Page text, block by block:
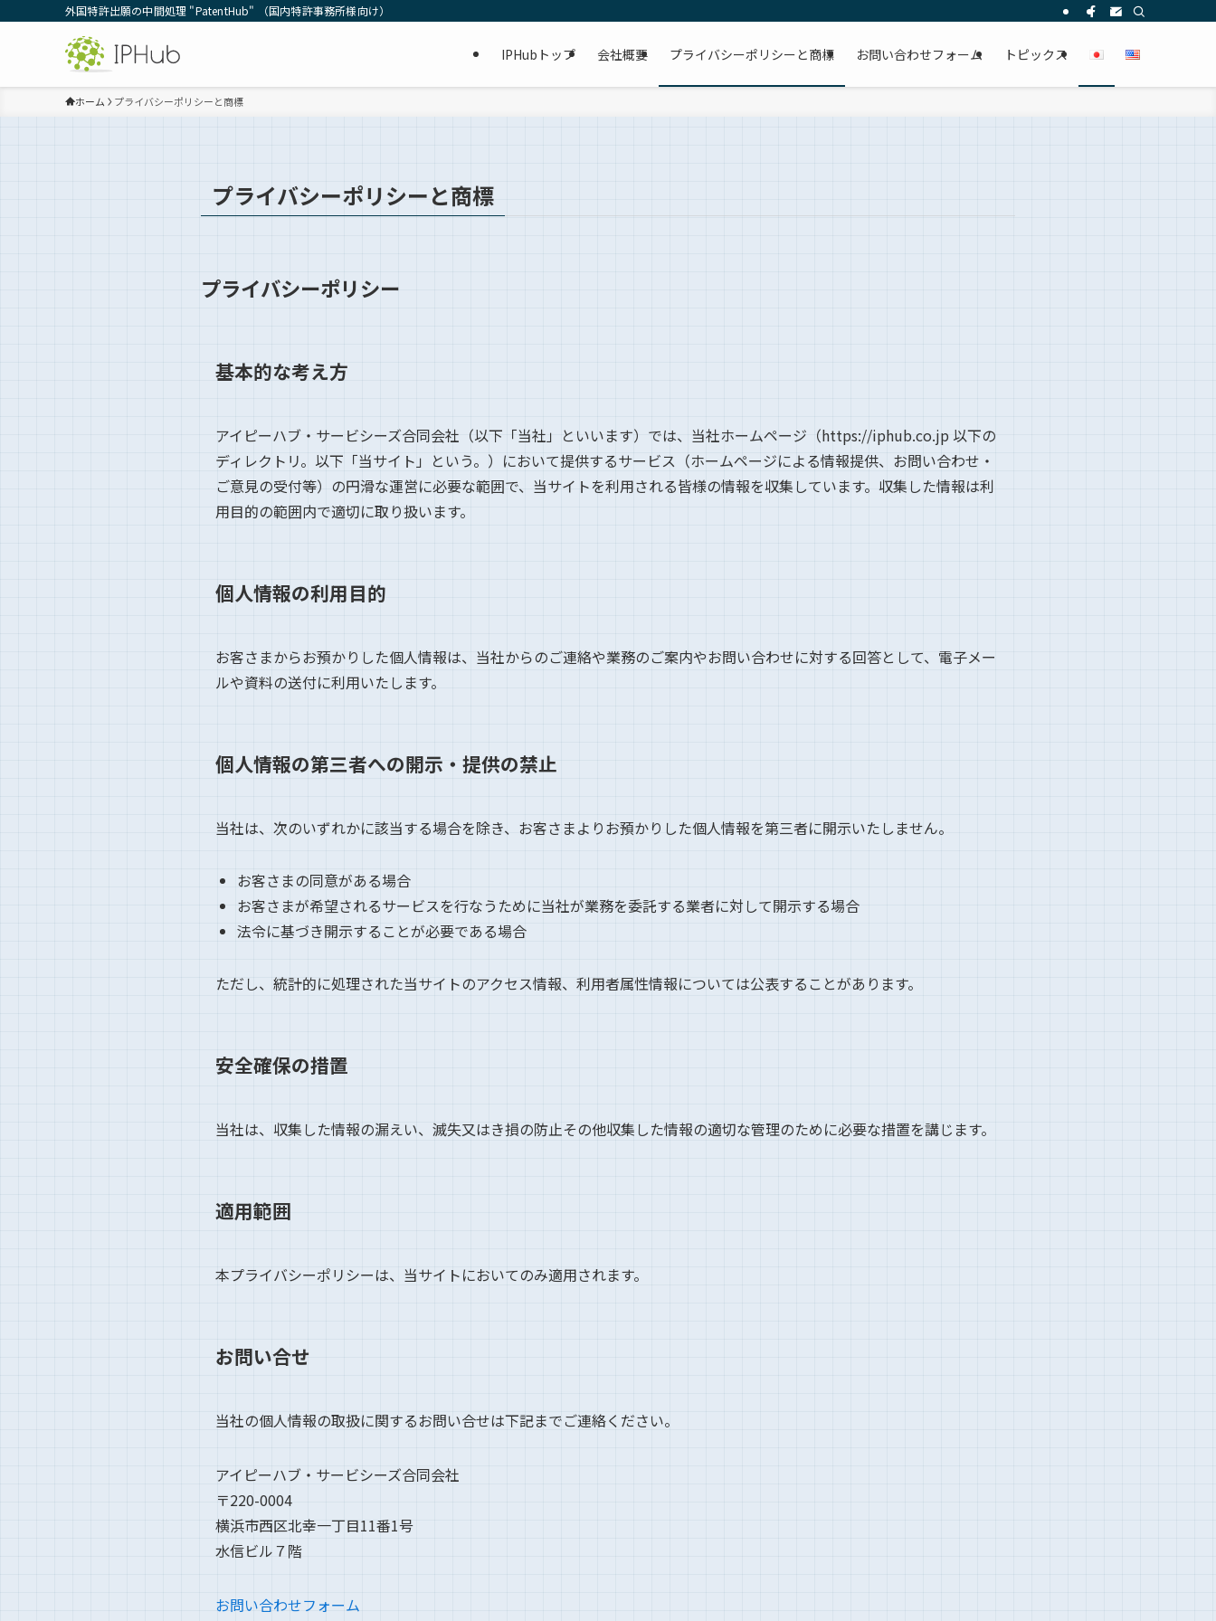
外国特許出願の中間処理 "PatentHub" （国内特許事務所様向け）
IPHubトップ 会社概要 プライバシーポリシーと商標 お問い合わせフォーム トピックス
ホーム プライバシーポリシーと商標
プライバシーポリシーと商標
プライバシーポリシー
基本的な考え方
アイピーハブ・サービシーズ合同会社（以下「当社」といいます）では、当社ホームページ（https://iphub.co.jp 以下の
ディレクトリ。以下「当サイト」という。）において提供するサービス（ホームページによる情報提供、お問い合わせ・
ご意見の受付等）の円滑な運営に必要な範囲で、当サイトを利用される皆様の情報を収集しています。収集した情報は利
用目的の範囲内で適切に取り扱います。
個人情報の利用目的
お客さまからお預かりした個人情報は、当社からのご連絡や業務のご案内やお問い合わせに対する回答として、電子メー
ルや資料の送付に利用いたします。
個人情報の第三者への開示・提供の禁止
当社は、次のいずれかに該当する場合を除き、お客さまよりお預かりした個人情報を第三者に開示いたしません。
お客さまの同意がある場合
お客さまが希望されるサービスを行なうために当社が業務を委託する業者に対して開示する場合
法令に基づき開示することが必要である場合
ただし、統計的に処理された当サイトのアクセス情報、利用者属性情報については公表することがあります。
安全確保の措置
当社は、収集した情報の漏えい、滅失又はき損の防止その他収集した情報の適切な管理のために必要な措置を講じます。
適用範囲
本プライバシーポリシーは、当サイトにおいてのみ適用されます。
お問い合せ
当社の個人情報の取扱に関するお問い合せは下記までご連絡ください。
アイピーハブ・サービシーズ合同会社
〒220-0004
横浜市西区北幸一丁目11番1号
水信ビル７階
お問い合わせフォーム